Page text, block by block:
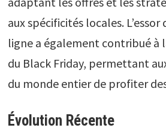
aux spécificités locales.
ligne a également contribué à
du Black Friday, permettant
du monde entier de profiter
Évolution Récente